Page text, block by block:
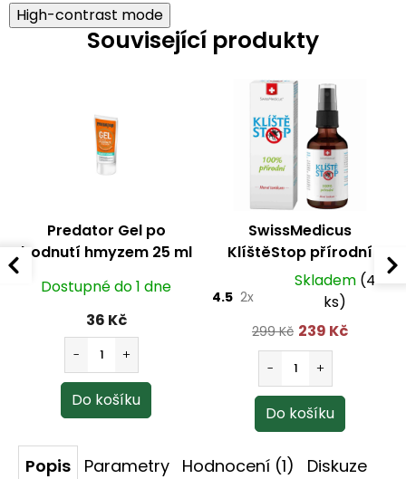
High-contrast mode
Související produkty
Predator Gel po
bodnutí hmyzem 25 ml
Dostupné do 1 dne
36 Kč
SwissMedicus
KlíštěStop přírodní
repelent 100 ml
4.5 2x
Skladem (4
ks)
299 Kč 239 Kč
Popis Parametry Hodnocení (1)
Diskuze